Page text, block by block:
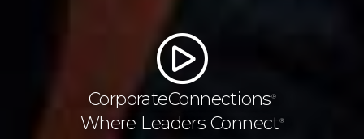
CorporateConnections®
Where Leaders Connect®